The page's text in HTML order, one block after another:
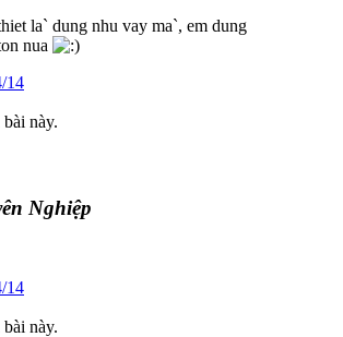
la` dung nhu vay ma`, em dung
nua
14
này.
Nghiệp
14
này.